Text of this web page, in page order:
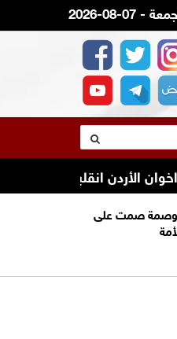
07 - الجمعة
انقلبوا وحاولوا
صمت على